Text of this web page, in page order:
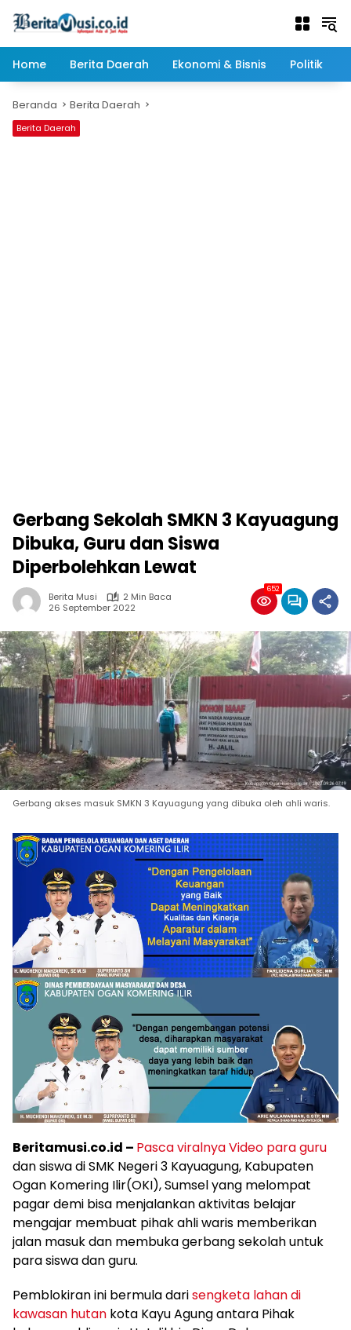
Home
Berita Daerah Ekonomi & Bisnis Politik
Beranda Berita Daerah
Berita Daerah
Gerbang Sekolah SMKN 3 Kayuagung
Dibuka, Guru dan Siswa
Diperbolehkan Lewat
Berita Musi
2 Min Baca
26 September 2022
652
Gerbang akses masuk SMKN 3 Kayuagung yang dibuka oleh ahli waris.
Beritamusi.co.id – Pasca viralnya Video para guru
dan siswa di SMK Negeri 3 Kayuagung, Kabupaten
Ogan Komering Ilir(OKI), Sumsel yang melompat
pagar demi bisa menjalankan aktivitas belajar
mengajar membuat pihak ahli waris memberikan
jalan masuk dan membuka gerbang sekolah untuk
para siswa dan guru.
Pemblokiran ini bermula darisengketa lahan di
kawasan hutan kota Kayu Agung antara Pihak